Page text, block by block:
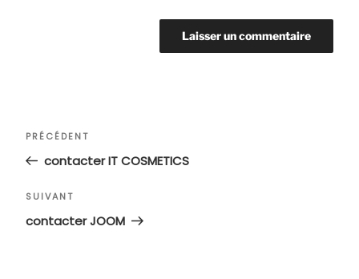
Navigation
l’article
Article
précédent
PRÉCÉDENT
contacter IT COSMETICS
Article
suivant
SUIVANT
contacter JOOM